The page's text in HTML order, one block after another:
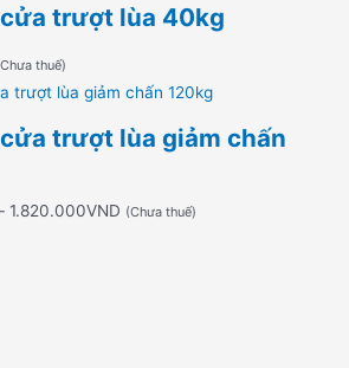
trượt lùa 40kg
thuế)
trượt lùa giảm chấn
1.820.000VND (Chưa thuế)